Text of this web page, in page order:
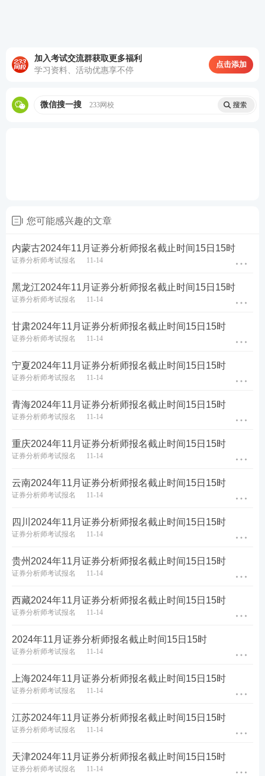
员。
北京2024年11月证券分析师考试报名流程图解
试平台-水平评价测试报名-选择对应报名入口进入。
2024年证券分析师报名入口
第二步：输入-用户名-密码-验证码登录。（新用户先
注册账号）
下一步。
加入考试交流群获取更多福利
学习资料、活动优惠享不停
点击添加
微信搜一搜 233网校
您可能感兴趣的文章
内蒙古2024年11月证券分析师报名截止时间15日15时
证券分析师考试报名 11-14
黑龙江2024年11月证券分析师报名截止时间15日15时
证券分析师考试报名 11-14
甘肃2024年11月证券分析师报名截止时间15日15时
证券分析师考试报名 11-14
宁夏2024年11月证券分析师报名截止时间15日15时
证券分析师考试报名 11-14
青海2024年11月证券分析师报名截止时间15日15时
证券分析师考试报名 11-14
重庆2024年11月证券分析师报名截止时间15日15时
证券分析师考试报名 11-14
云南2024年11月证券分析师报名截止时间15日15时
证券分析师考试报名 11-14
四川2024年11月证券分析师报名截止时间15日15时
证券分析师考试报名 11-14
贵州2024年11月证券分析师报名截止时间15日15时
证券分析师考试报名 11-14
西藏2024年11月证券分析师报名截止时间15日15时
证券分析师考试报名 11-14
2024年11月证券分析师报名截止时间15日15时
证券分析师考试报名 11-14
上海2024年11月证券分析师报名截止时间15日15时
证券分析师考试报名 11-14
江苏2024年11月证券分析师报名截止时间15日15时
证券分析师考试报名 11-14
天津2024年11月证券分析师报名截止时间15日15时
证券分析师考试报名 11-14